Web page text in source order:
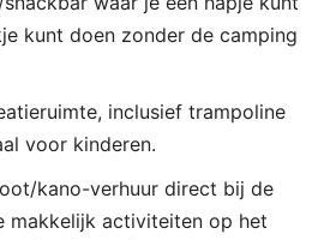
kunt doen zonder de camping
inclusief trampoline
voor kinderen.
kano-verhuur direct bij de
makkelijk activiteiten op het